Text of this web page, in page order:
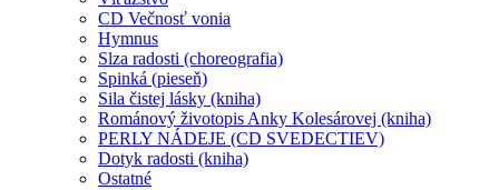
CD Večnosť vonia
Hymnus
Slza radosti (choreografia)
Spinká (pieseň)
Sila čistej lásky (kniha)
Románový životopis Anky Kolesárovej (kniha)
PERLY NÁDEJE (CD SVEDECTIEV)
Dotyk radosti (kniha)
Ostatné